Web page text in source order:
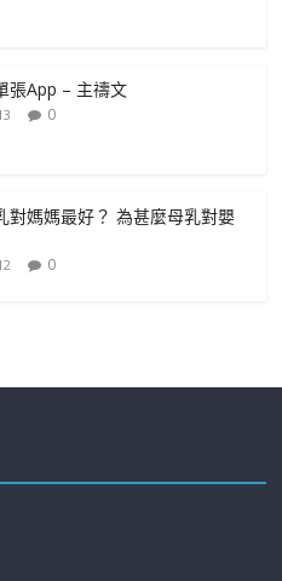
張App – 主禱文
0
對媽媽最好？ 為甚麼母乳對嬰
0